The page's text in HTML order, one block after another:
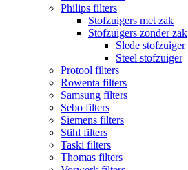
Philips filters
Stofzuigers met zak
Stofzuigers zonder zak
Slede stofzuiger
Steel stofzuiger
Protool filters
Rowenta filters
Samsung filters
Sebo filters
Siemens filters
Stihl filters
Taski filters
Thomas filters